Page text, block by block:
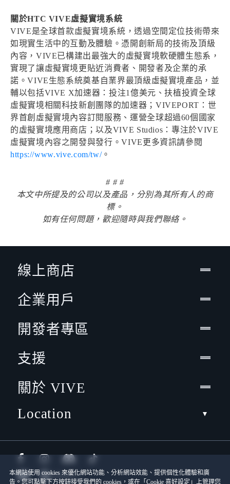
關於HTC VIVE虛擬實境系統
VIVE是全球首款虛擬實境系統，透過空間定位技術帶來
如現實生活中的互動及體驗。憑開創新局的技術及頂級
內容，VIVE已構建出最強大的虛擬實境軟硬體生態系，
實現了讓虛擬實境更貼近消費者、開發者及企業的承
諾。VIVE生態系統奠基自業界最頂級虛擬實境產品，並
輔以包括VIVE X加速器：投注1億美元、扶植投資全球
虛擬實境相關科技新創團隊的加速器；VIVEPORT：世
界首創虛擬實境內容訂閱服務、運營全球超過60個國家
的虛擬實境應用商店；以及VIVE Studios：專注於VIVE
虛擬實境內容之開發與發行。VIVE更多資訊請參閱
https://www.vive.com/tw/。
# # #
本文中所提及的公司以及產品，分別為其所有人的商
標。
如有任何問題，歡迎隨時與我們聯絡。
本網站使用 cookies 來優化網站功能、分析網站效能、提供個性化體驗和廣
告。您可點擊下方按鈕接受我們的 cookies，或在「Cookie 喜好設定」上管理您
線上商店
企業用戶
開發者專區
支援
關於 VIVE
Location